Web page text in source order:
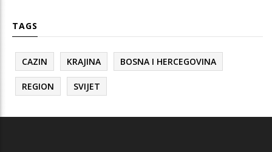
TAGS
CAZIN KRAJINA BOSNA I HERCEGOVINA
REGION SVIJET